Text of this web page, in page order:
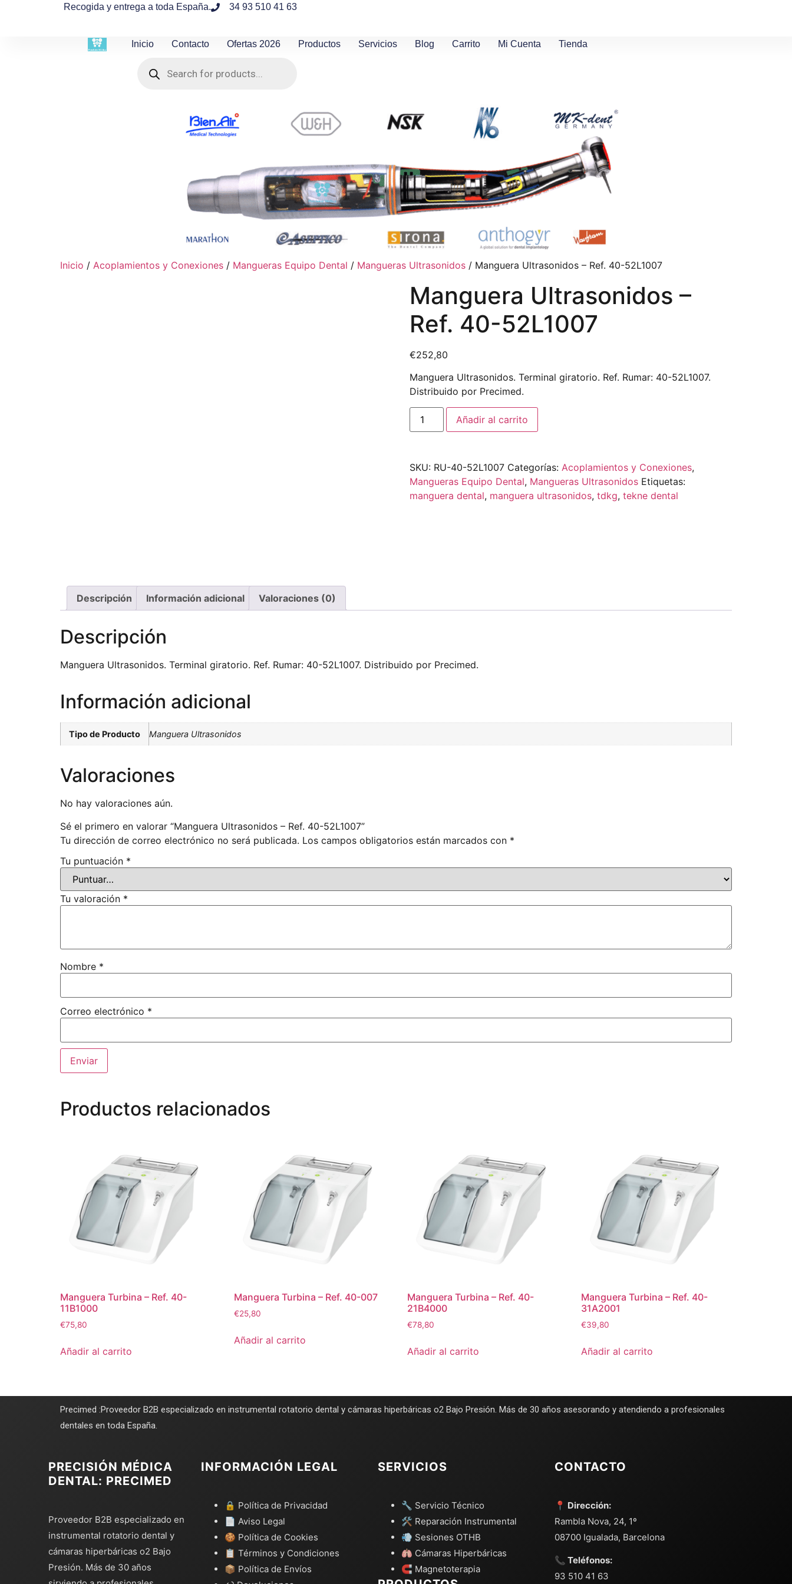
Recogida y entrega a toda España. 34 93 510 41 63
Inicio Contacto Ofertas 2026 Productos Servicios Blog Carrito Mi Cuenta Tienda
Inicio / Acoplamientos y Conexiones / Mangueras Equipo Dental / Mangueras Ultrasonidos / Manguera Ultrasonidos – Ref. 40-52L1007
Manguera Ultrasonidos –
Ref. 40-52L1007
€252,80
Manguera Ultrasonidos. Terminal giratorio. Ref. Rumar: 40-52L1007.
Distribuido por Precimed.
Añadir al carrito
SKU: RU-40-52L1007 Categorías: Acoplamientos y Conexiones,
Mangueras Equipo Dental, Mangueras Ultrasonidos Etiquetas:
manguera dental, manguera ultrasonidos, tdkg, tekne dental
Descripción Información adicional Valoraciones (0)
Descripción
Manguera Ultrasonidos. Terminal giratorio. Ref. Rumar: 40-52L1007. Distribuido por Precimed.
Información adicional
Tipo de Producto Manguera Ultrasonidos
Valoraciones
No hay valoraciones aún.
Sé el primero en valorar “Manguera Ultrasonidos – Ref. 40-52L1007”
Tu dirección de correo electrónico no será publicada. Los campos obligatorios están marcados con *
Tu puntuación *
Tu valoración *
Nombre *
Correo electrónico *
Productos relacionados
Manguera Turbina – Ref. 40-
11B1000
€75,80
Añadir al carrito
Manguera Turbina – Ref. 40-007
€25,80
Añadir al carrito
Manguera Turbina – Ref. 40-
21B4000
€78,80
Añadir al carrito
Manguera Turbina – Ref. 40-
31A2001
€39,80
Añadir al carrito
Precimed :Proveedor B2B especializado en instrumental rotatorio dental y cámaras hiperbáricas o2 Bajo Presión. Más de 30 años asesorando y atendiendo a profesionales
dentales en toda España.
PRECISIÓN MÉDICA
DENTAL: PRECIMED
Proveedor B2B especializado en
instrumental rotatorio dental y
cámaras hiperbáricas o2 Bajo
Presión. Más de 30 años
INFORMACIÓN LEGAL
🔒 Política de Privacidad
📄 Aviso Legal
🍪 Política de Cookies
📋 Términos y Condiciones
📦 Política de Envíos
SERVICIOS
🔧 Servicio Técnico
🛠️ Reparación Instrumental
💨 Sesiones OTHB
🫁 Cámaras Hiperbáricas
🧲 Magnetoterapia
CONTACTO
📍 Dirección:
Rambla Nova, 24, 1º
08700 Igualada, Barcelona
📞 Teléfonos:
93 510 41 63